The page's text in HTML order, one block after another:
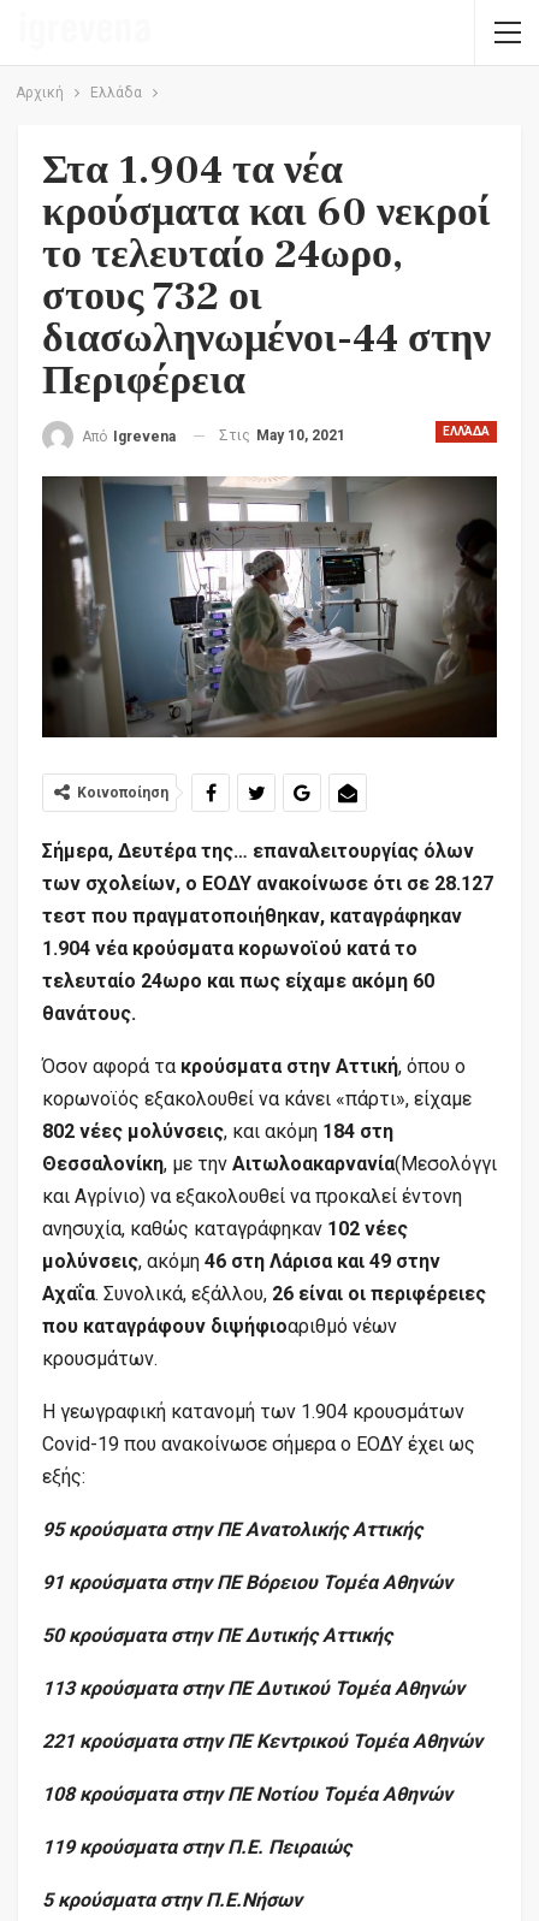
Αρχική Ελλάδα
Στα 1.904 τα νέα
κρούσματα και 60 νεκροί
το τελευταίο 24ωρο,
στους 732 οι
διασωληνωμένοι-44 στην
Περιφέρεια
ΕΛΛΆΔΑ
Από Igrevena Στις May 10, 2021
Κοινοποίηση
Σήμερα, Δευτέρα της… επαναλειτουργίας όλων
των σχολείων, ο ΕΟΔΥ ανακοίνωσε ότι σε 28.127
τεστ που πραγματοποιήθηκαν, καταγράφηκαν
1.904 νέα κρούσματα κορωνοϊού κατά το
τελευταίο 24ωρο και πως είχαμε ακόμη 60
θανάτους.
Όσον αφορά τα κρούσματα στην Αττική, όπου ο
κορωνοϊός εξακολουθεί να κάνει «πάρτι», είχαμε
802 νέες μολύνσεις, και ακόμη 184 στη
Θεσσαλονίκη, με την Αιτωλοακαρνανία(Μεσολόγγι
και Αγρίνιο) να εξακολουθεί να προκαλεί έντονη
ανησυχία, καθώς καταγράφηκαν 102 νέες
μολύνσεις, ακόμη 46 στη Λάρισα και 49 στην
Αχαΐα. Συνολικά, εξάλλου, 26 είναι οι περιφέρειες
που καταγράφουν διψήφιοαριθμό νέων
κρουσμάτων.
Η γεωγραφική κατανομή των 1.904 κρουσμάτων
Covid-19 που ανακοίνωσε σήμερα ο ΕΟΔΥ έχει ως
εξής:
95 κρούσματα στην ΠΕ Ανατολικής Αττικής
91 κρούσματα στην ΠΕ Βόρειου Τομέα Αθηνών
50 κρούσματα στην ΠΕ Δυτικής Αττικής
113 κρούσματα στην ΠΕ Δυτικού Τομέα Αθηνών
221 κρούσματα στην ΠΕ Κεντρικού Τομέα Αθηνών
108 κρούσματα στην ΠΕ Νοτίου Τομέα Αθηνών
119 κρούσματα στην Π.Ε. Πειραιώς
5 κρούσματα στην Π.Ε.Νήσων